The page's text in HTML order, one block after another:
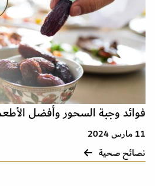
فوائد وجبة السحور وأفضل
11 مارس 2024
نصائح صحية